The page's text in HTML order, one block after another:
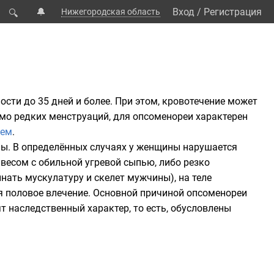
🔍 🔔 Нижегородская область Вход / Регистрация
до 35 дней и более. При этом, кровотечение может
редких менструаций, для опсоменореи характерен
.
. В определённых случаях у женщины нарушается
с обильной угревой сыпью, либо резко
мускулатуру и скелет мужчины), на теле
половое влечение. Основной причиной опсоменореи
наследственный характер, то есть, обусловлены